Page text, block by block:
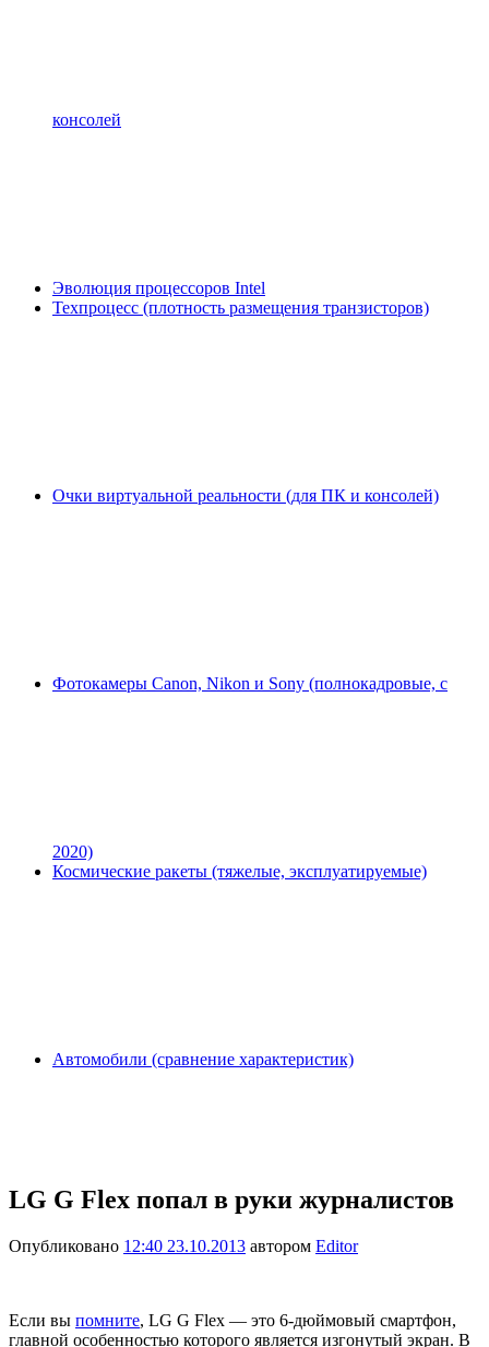
консолей
Эволюция процессоров Intel
Техпроцесс (плотность размещения транзисторов)
Очки виртуальной реальности (для ПК и консолей)
Фотокамеры Canon, Nikon и Sony (полнокадровые, с
2020)
Космические ракеты (тяжелые, эксплуатируемые)
Автомобили (сравнение характеристик)
LG G Flex попал в руки журналистов
Опубликовано 12:40 23.10.2013 автором Editor
Если вы помните, LG G Flex — это 6-дюймовый смартфон,
главной особенностью которого является изгонутый экран. В